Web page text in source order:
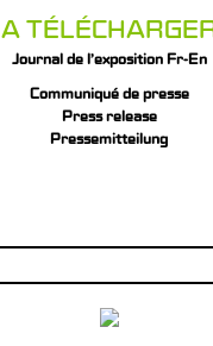
A
Journal de l’exposition Fr-En
Communiqué de presse
Press release
Pressemitteilung